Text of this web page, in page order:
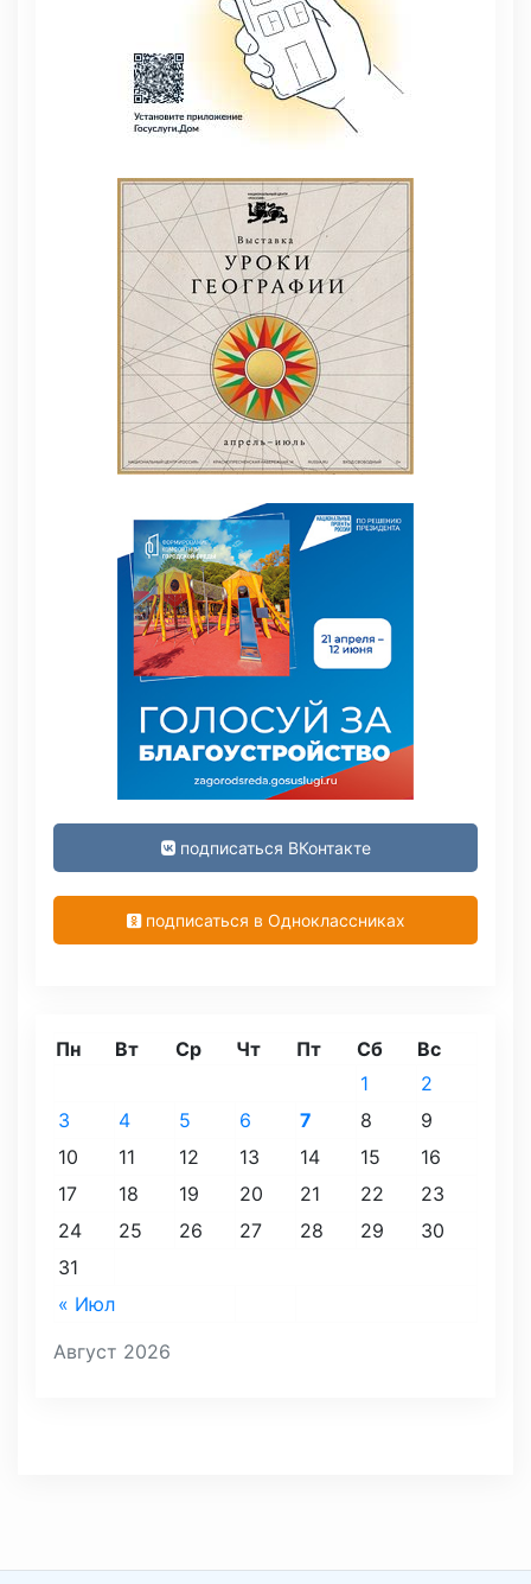
подписаться ВКонтакте
подписаться в Одноклассниках
Август 2026
Пн Вт Ср Чт Пт Сб Вс
« Июл
1
2
3
4 5 6 7 8
9
10
11 12 13 14 15
16
17
18 19 20 21 22
23
24
25 26 27 28 29
30
31